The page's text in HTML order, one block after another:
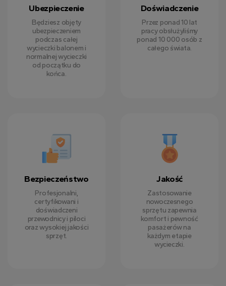
Ubezpieczenie
Będziesz objęty
ubezpieczeniem
podczas całej
wycieczki balonem i
normalnej wycieczki
od początku do
końca.
Doświadczenie
Przez ponad 10 lat
pracy obsłużyliśmy
ponad 10 000 osób z
całego świata.
Bezpieczeństwo
Profesjonalni,
certyfikowani i
doświadczeni
przewodnicy i piloci
oraz wysokiej jakości
sprzęt.
Jakość
Zastosowanie
nowoczesnego
sprzętu zapewnia
komfort i pewność
pasażerów na
każdym etapie
wycieczki.